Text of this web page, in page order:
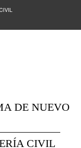
DE NUEVO
CIVIL